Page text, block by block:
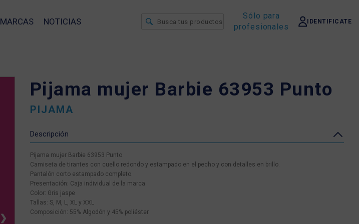
MARCAS NOTICIAS
Sólo para
profesionales
IDENTIFICATE
❯
Pijama mujer Barbie 63953 Punto
PIJAMA
Descripción
Pijama mujer Barbie 63953 Punto
Camiseta de tirantes con cuello redondo y estampado en el pecho y con detalles en brillo.
Pantalón corto estampado completo.
Presentación: Caja individual de la marca
Color: Gris jaspe
Tallas: S, M, L, XL y XXL
Composición: 55% Algodón y 45% poliéster